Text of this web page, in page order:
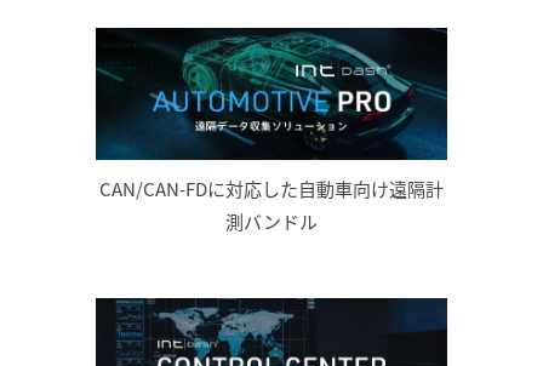
CAN/CAN-FDに対応した自動車向け遠隔計
測バンドル